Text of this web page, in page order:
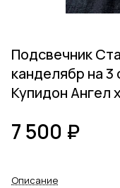
Подсвечник
канделябр на 3
Купидон Ангел
7 500 ₽
Описание